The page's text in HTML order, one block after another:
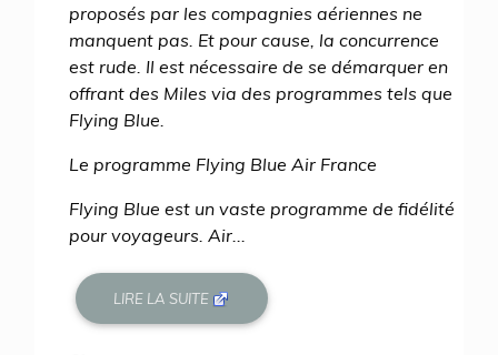
proposés par les compagnies aériennes ne
manquent pas. Et pour cause, la concurrence
est rude. Il est nécessaire de se démarquer en
offrant des Miles via des programmes tels que
Flying Blue.
Le programme Flying Blue Air France
Flying Blue est un vaste programme de fidélité
pour voyageurs. Air...
LIRE LA SUITE